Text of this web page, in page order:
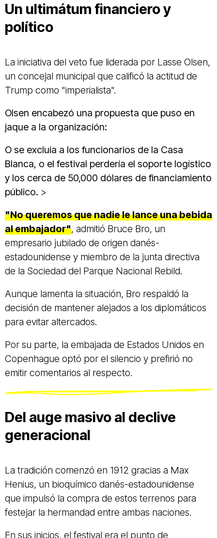
Un ultimátum financiero y
político
La iniciativa del veto fue liderada por Lasse Olsen,
un concejal municipal que calificó la actitud de
Trump como "imperialista".
Olsen encabezó una propuesta que puso en
jaque a la organización:
O se excluía a los funcionarios de la Casa
Blanca, o el festival perdería el soporte logístico
y los cerca de 50,000 dólares de financiamiento
público. >
"No queremos que nadie le lance una bebida
al embajador", admitió Bruce Bro, un
empresario jubilado de origen danés-
estadounidense y miembro de la junta directiva
de la Sociedad del Parque Nacional Rebild.
Aunque lamenta la situación, Bro respaldó la
decisión de mantener alejados a los diplomáticos
para evitar altercados.
Por su parte, la embajada de Estados Unidos en
Copenhague optó por el silencio y prefirió no
emitir comentarios al respecto.
Del auge masivo al declive
generacional
La tradición comenzó en 1912 gracias a Max
Henius, un bioquímico danés-estadounidense
que impulsó la compra de estos terrenos para
festejar la hermandad entre ambas naciones.
En sus inicios, el festival era el punto de